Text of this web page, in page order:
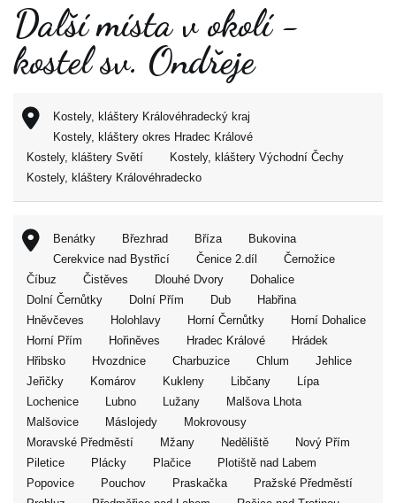
Další místa v okolí -
kostel sv. Ondřeje
Kostely, kláštery Královéhradecký kraj
Kostely, kláštery okres Hradec Králové
Kostely, kláštery Světí
Kostely, kláštery Východní Čechy
Kostely, kláštery Královéhradecko
Benátky Březhrad Bříza
Bukovina
Cerekvice nad Bystřicí
Čenice 2.díl
Černožice
Číbuz
Čistěves Dlouhé Dvory
Dohalice
Dolní Černůtky
Dolní Přím Dub
Habřina
Hněvčeves
Holohlavy Horní Černůtky
Horní Dohalice
Horní Přím
Hořiněves Hradec Králové
Hrádek
Hřibsko
Hvozdnice Charbuzice Chlum
Jehlice
Jeřičky
Komárov Kukleny Libčany
Lípa
Lochenice
Lubno Lužany
Malšova Lhota
Malšovice
Máslojedy
Mokrovousy
Moravské Předměstí
Mžany Neděliště
Nový Přím
Piletice
Plácky Plačice
Plotiště nad Labem
Popovice
Pouchov Praskačka
Pražské Předměstí